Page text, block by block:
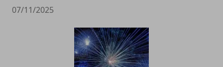
07/11/2025